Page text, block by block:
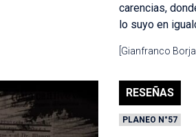
carencias,
lo suyo en
[Gianfranco
RESEÑAS
PLANEO N°57